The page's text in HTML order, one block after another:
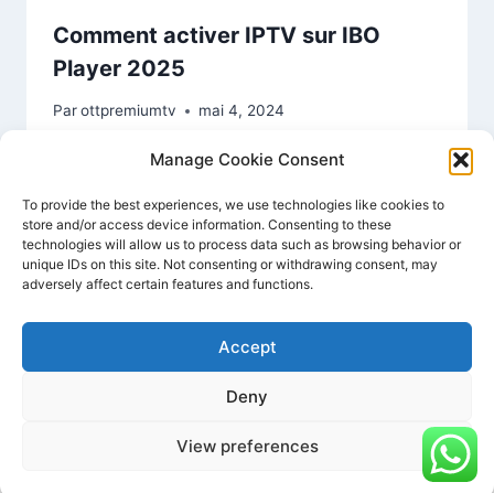
Manage Cookie Consent
To provide the best experiences, we use technologies like cookies to
store and/or access device information. Consenting to these
technologies will allow us to process data such as browsing behavior or
unique IDs on this site. Not consenting or withdrawing consent, may
adversely affect certain features and functions.
Accept
Deny
View preferences
Comment activer IPTV sur IBO
Player 2025
Parottpremiumtv mai 4, 2024
© 2026 IPTV Premium - Thème WordPress par